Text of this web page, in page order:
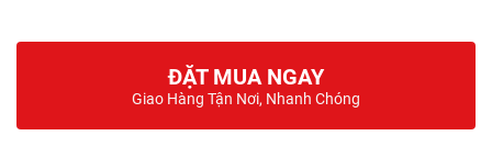
ĐẶT MUA NGAY
Giao Hàng Tận Nơi, Nhanh Chóng